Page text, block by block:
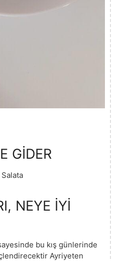
GİDER
NEYE İYİ
bu kış günlerinde
Ayriyeten